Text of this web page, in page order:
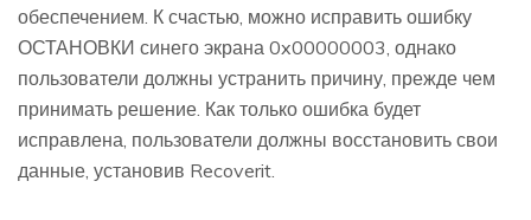
обеспечением. К счастью, можно исправить ошибку
ОСТАНОВКИ синего экрана 0x00000003, однако
пользователи должны устранить причину, прежде чем
принимать решение. Как только ошибка будет
исправлена, пользователи должны восстановить свои
данные, установив Recoverit.